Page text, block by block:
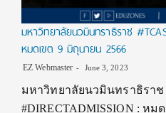
มหาวิทยาลัยนวมินทราธิราช
หมดเขต 9 มิถุนายน 2566
EZ Webmaster June 3, 2023
มหาวิทยาลัยนวมินทราธิราช
#DIRECTADMISSION : หม